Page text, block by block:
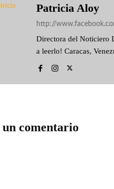
Patricia Aloy
http://
Directora del Noticiero
a leerlo! Caracas,
comentario